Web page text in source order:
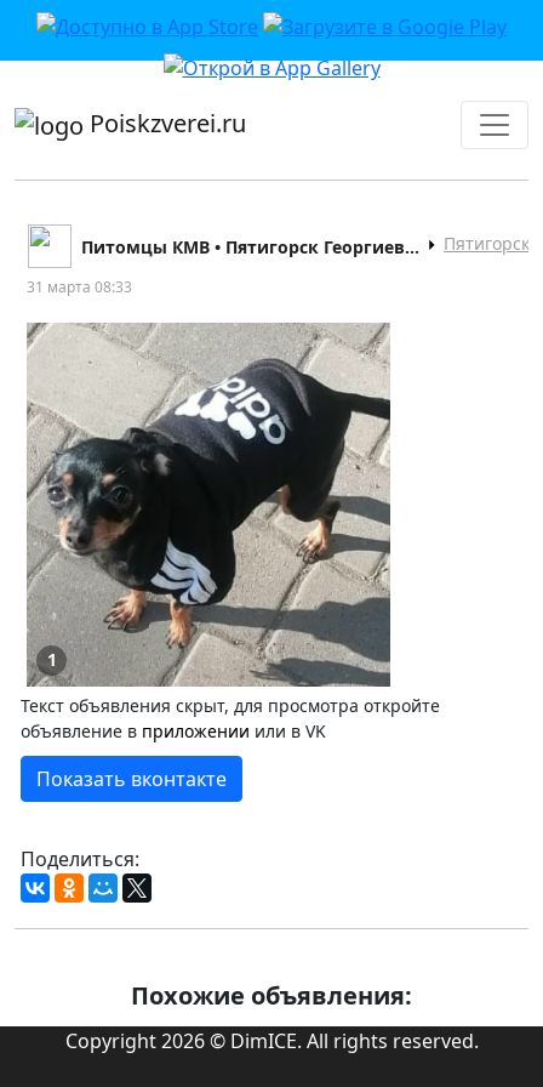
приложении или в VK">
Poiskzverei.ru
Питомцы КМВ • Пятигорск Георгиевск Кисловодск Пятигорск
31 марта 08:33
1
Текст объявления скрыт, для просмотра откройте
объявление в приложении или в VK
Показать вконтакте
Поделиться:
Похожие объявления:
Copyright 2026 © DimICE. All rights reserved.